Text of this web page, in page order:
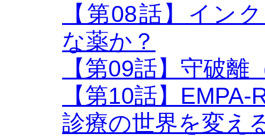
【第08話】イン
な薬か？
【第09話】守破
【第10話】
診療の世界を変え